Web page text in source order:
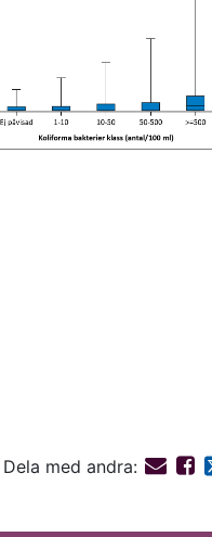
Dela med andra: